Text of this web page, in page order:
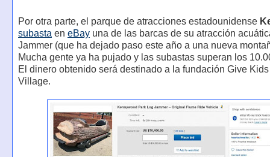
Por otra parte, el parque de atracciones estadounidense
subasta en eBayuna de las barcas de su atracción
Jammer (que ha dejado paso este año a una nueva
Mucha gente ya ha pujado y las subastas superan los
El dinero obtenido será destinado a la fundación Give
Village.